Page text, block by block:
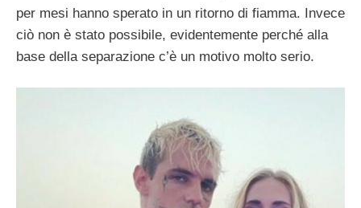
per mesi hanno sperato in un ritorno di fiamma. Invece
ciò non è stato possibile, evidentemente perché alla
base della separazione c’è un motivo molto serio.